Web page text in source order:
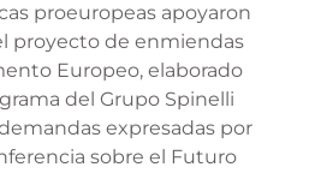
proeuropeas apoyaron
proyecto de enmiendas
Europeo, elaborado
del Grupo Spinelli
expresadas por
sobre el Futuro